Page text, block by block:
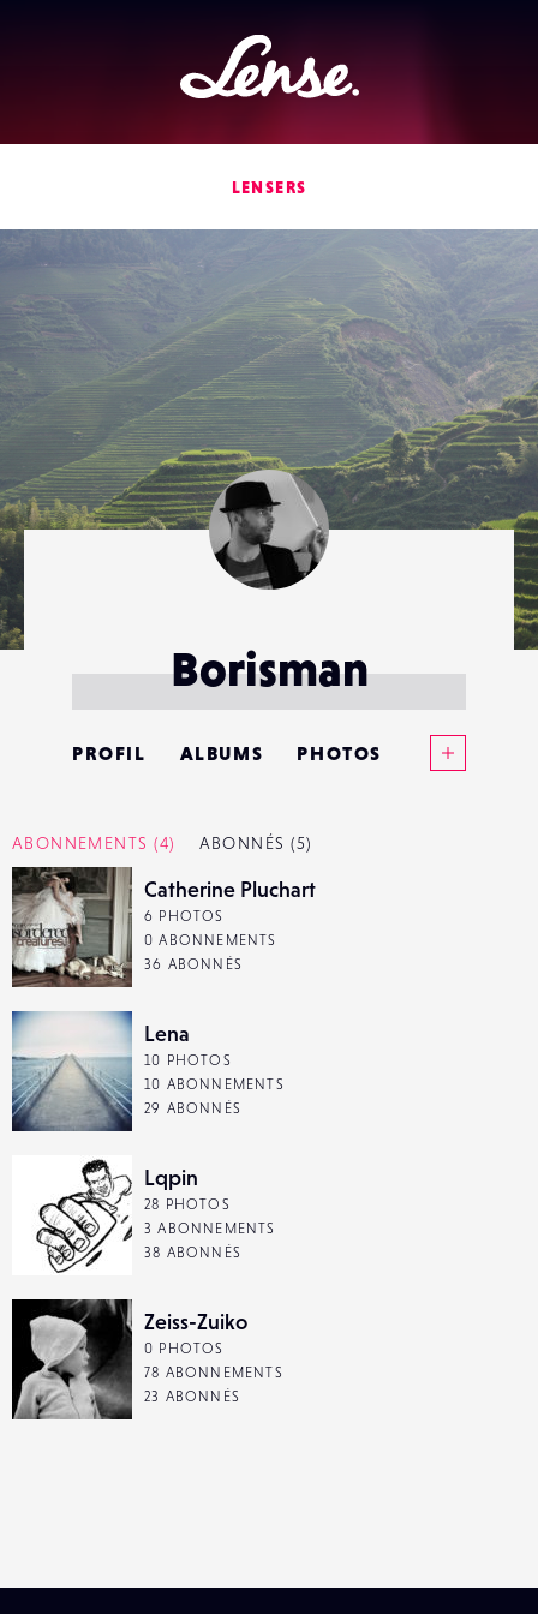
Lense
LENSERS
Borisman
PROFIL ALBUMS PHOTOS
ABONNEMENTS (4) ABONNÉS (5)
Catherine Pluchart
6 PHOTOS
0 ABONNEMENTS
36 ABONNÉS
Lena
10 PHOTOS
10 ABONNEMENTS
29 ABONNÉS
Lqpin
28 PHOTOS
3 ABONNEMENTS
38 ABONNÉS
Zeiss-Zuiko
0 PHOTOS
78 ABONNEMENTS
23 ABONNÉS